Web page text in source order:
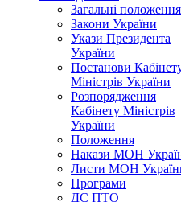
Загальні положення
Закони України
Укази Президента
України
Постанови
Міністрів України
Розпорядження
Кабінету Міністрів
України
Положення
Накази МОН
Листи МОН
Програми
ДС ПТО